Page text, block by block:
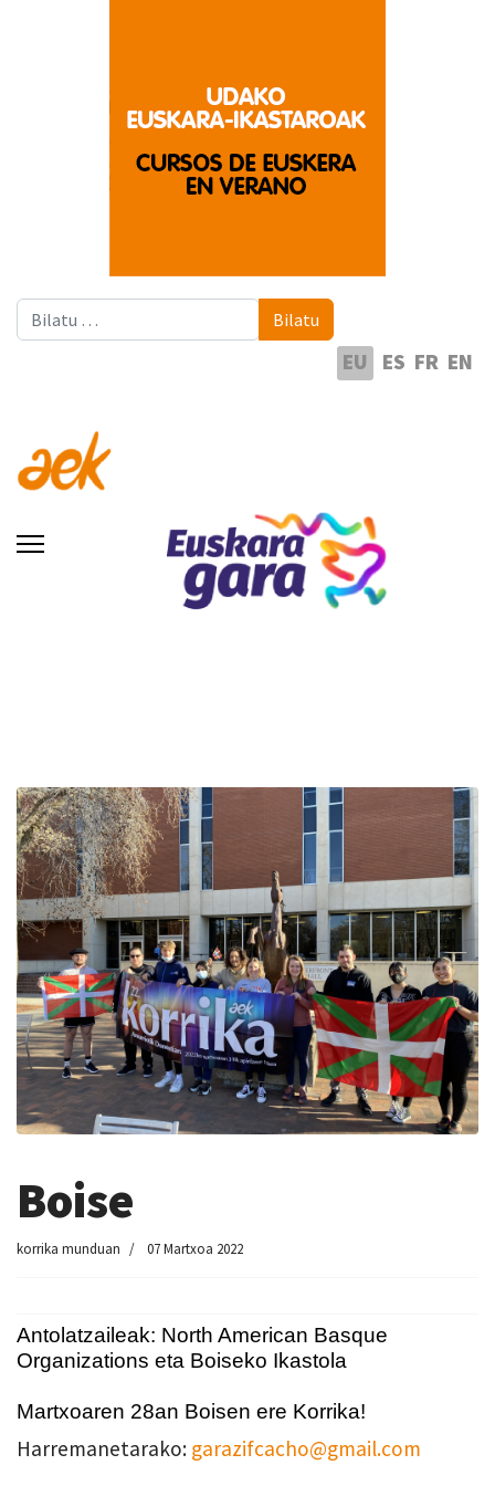
Bilatu Bilatu
EU ES FR EN
Boise
korrika munduan 07 Martxoa 2022
Antolatzaileak: North American Basque
Organizations eta Boiseko Ikastola
Martxoaren 28an Boisen ere Korrika!
Harremanetarako: garazifcacho@gmail.com